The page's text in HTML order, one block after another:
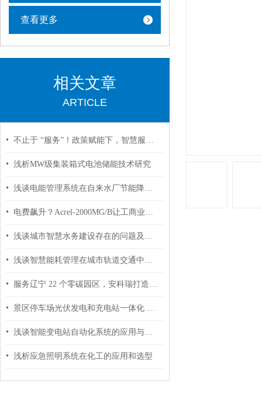
查看更多
相关文章
ARTICLE
不止于 “服务”！政策赋能下，智慧服务区如何扛起交通零碳转型大旗
浅析MW级集装箱式电池储能技术研究
浅谈电能管理系统在自来水厂节能降耗中的应用
电费飙升？Acrel-2000MG/B让工商业储能“削峰填谷”省出30%成本！
浅谈城市智慧水务建设存在的问题及改进措施
浅谈智慧能耗管理在城市轨道交通中的设计与应用
服务辽宁 22 个零碳园区，安科瑞打造智慧能碳数字底座
景区停车场光伏发电和充电站一体化 系统解决方案
浅谈智能变电站自动化系统的应用与产品选型
浅析应急照明系统在化工的应用和选型